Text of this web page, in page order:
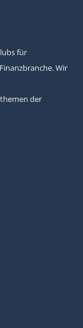
für
Wir
der